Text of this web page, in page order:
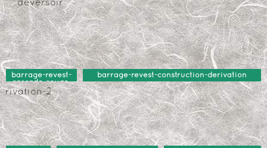
barrage-revest-
cascade-royas-
deversoir
barrage-revest-construction-derivation